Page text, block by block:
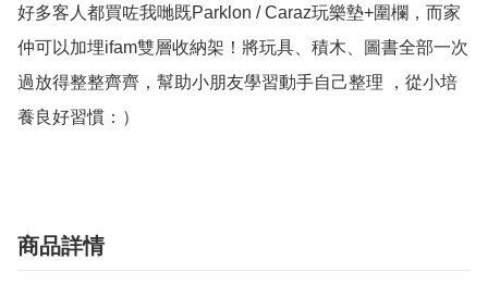
好多客人都買咗我哋既Parklon / Caraz玩樂墊+圍欄，而家
仲可以加埋ifam雙層收納架！將玩具、積木、圖書全部一次
過放得整整齊齊，幫助小朋友學習動手自己整理 ，從小培
商品詳情